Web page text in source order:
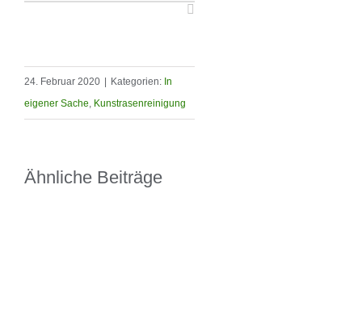
24. Februar 2020 | Kategorien: In
eigener Sache Kunstrasenreinigung
Ähnliche Beiträge